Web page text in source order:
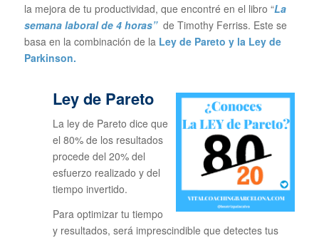
la mejora de tu productividad, que encontré en el libro “La
semana laboral de 4 horas” de Timothy Ferriss. Este se
basa en la combinación de la Ley de Pareto y la Ley de
Parkinson.
Ley de Pareto
La ley de Pareto dice que
el 80% de los resultados
procede del 20% del
esfuerzo realizado y del
tiempo invertido.
Para optimizar tu tiempo
y resultados, será imprescindible que detectes tus